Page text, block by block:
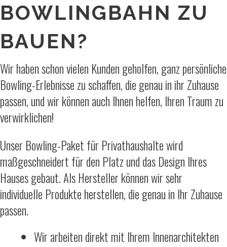
BOWLINGBAHN ZU
BAUEN?
Wir haben schon vielen Kunden geholfen, ganz persönliche
Bowling-Erlebnisse zu schaffen, die genau in ihr Zuhause
passen, und wir können auch Ihnen helfen, Ihren Traum zu
verwirklichen!
Unser Bowling-Paket für Privathaushalte wird
maßgeschneidert für den Platz und das Design Ihres
Hauses gebaut. Als Hersteller können wir sehr
individuelle Produkte herstellen, die genau in Ihr Zuhause
passen.
Wir arbeiten direkt mit Ihrem Innenarchitekten